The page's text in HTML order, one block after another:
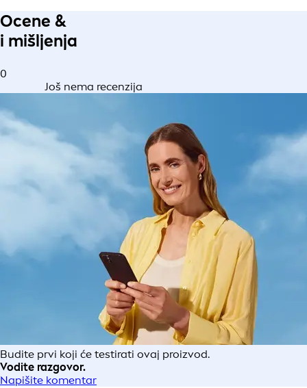
Ocene &
i mišljenja
0
Još nema recenzija
Budite prvi koji će testirati ovaj proizvod.
Vodite razgovor.
Napišite komentar